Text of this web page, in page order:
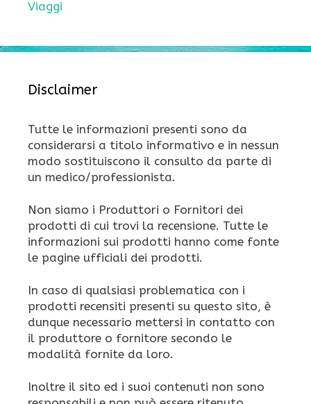
Viaggi
Disclaimer
Tutte le informazioni presenti sono da
considerarsi a titolo informativo e in nessun
modo sostituiscono il consulto da parte di
un medico/professionista.
Non siamo i Produttori o Fornitori dei
prodotti di cui trovi la recensione. Tutte le
informazioni sui prodotti hanno come fonte
le pagine ufficiali dei prodotti.
In caso di qualsiasi problematica con i
prodotti recensiti presenti su questo sito, è
dunque necessario mettersi in contatto con
il produttore o fornitore secondo le
modalità fornite da loro.
Inoltre il sito ed i suoi contenuti non sono